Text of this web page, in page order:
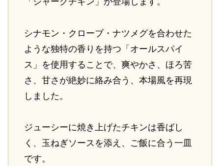
シナモン・クローブ・ナツメグを合わせた
ような独特の香りを持つ「オールスパイ
ス」を使用することで、爽やかさ、ほろ苦
さ、甘さが絶妙に絡み合う、本場風を再現
しました。
ジューシーに焼き上げたチキンは香ばし
く、玉ねぎソースを添え、ご飯に合う一皿
です。